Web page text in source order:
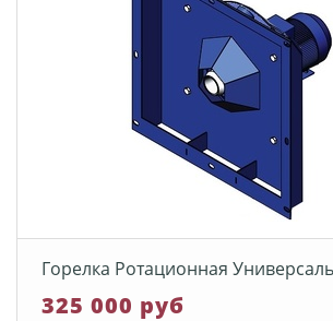
Горелка Ротационная
325 000 руб